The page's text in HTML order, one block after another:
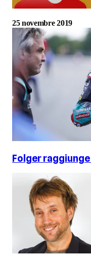
25 novembre 2019
Folger